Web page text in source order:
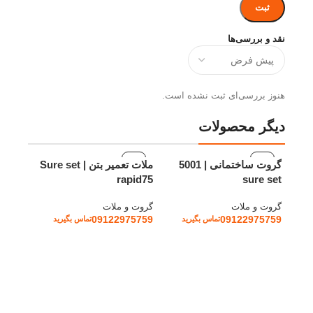
نقد و بررسی‌ها
هنوز بررسی‌ای ثبت نشده است.
دیگر محصولات
گروت ساختمانی | 5001
sure set
گروت و ملات
09122975759تماس بگیرید
ملات تعمیر بتن | Sure set
rapid75
گروت و ملات
09122975759تماس بگیرید